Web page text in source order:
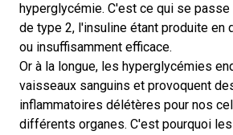
hyperglycémie. C'est ce qui se
de type 2, l'insuline étant produite en
ou insuffisamment efficace.
Or à la longue, les hyperglycémies
vaisseaux sanguins et provoquent
inflammatoires délétères pour nos
différents organes. C'est pourquoi